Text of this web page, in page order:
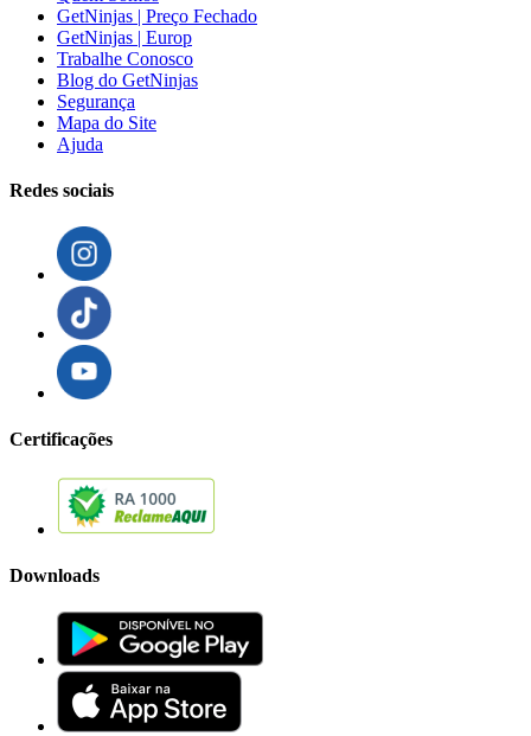
GetNinjas | Preço Fechado
GetNinjas | Europ
Trabalhe Conosco
Blog do GetNinjas
Segurança
Mapa do Site
Ajuda
Redes sociais
Certificações
Downloads